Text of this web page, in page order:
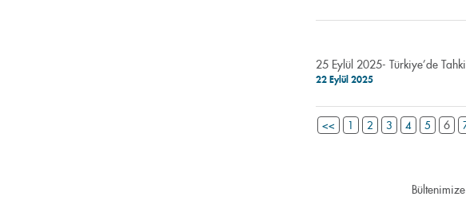
25 Eylül 2025- Türkiye’de
22 Eylül 2025
<< 1 2 3 4 5 6